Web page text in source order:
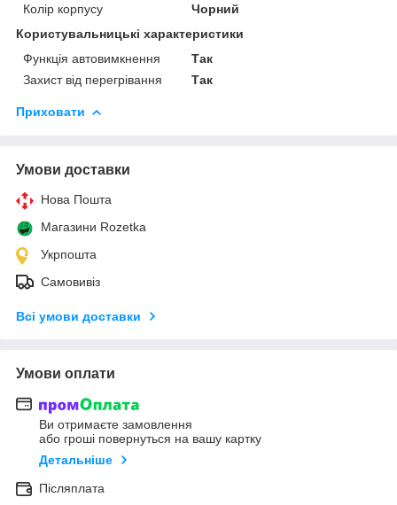
Колір корпусу
Чорний
Користувальницькі характеристики
Функція автовимкнення
Так
Захист від перегрівання
Так
Приховати
Умови доставки
Нова Пошта
Магазини Rozetka
Укрпошта
Самовивіз
Всі умови доставки
Умови оплати
Ви отримаєте замовлення
або гроші повернуться на вашу картку
Детальніше
Післяплата